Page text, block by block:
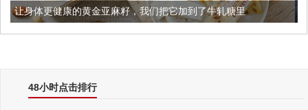
亚麻籽，我们把它加到了牛轧糖里 被列入佛家七宝的它
48小时点击排行